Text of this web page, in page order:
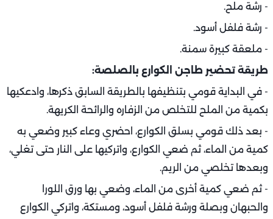
- رشة ملح.
- رشة فلفل أسود.
- ملعقة كبيرة سمنة.
طريقة تحضير طاجن الكوارع بالصلصة:
- في البداية قومي بتنظيفها بالطريقة السابق ذكرها، وادعكيها
بكمية من الملح للتخلص من الزفاره والرائحة الكريهة.
- بعد ذلك قومي بسلق الكوارع، احضري وعاء كبير وضعي به
كمية من الماء، ثم ضعي الكوارع، واتركيها على النار حتى تغلي،
وبعدها تخلصي من الريم.
- ثم ضعي كمية أخرى من الماء، وضعي بها ورق اللورا
والحبهان وبصلة ورشة فلفل أسود، ومستكة، واتركي الكوارع